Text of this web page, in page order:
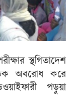
স্থগিতাদেশ
অবরোধ করে
পড়ুয়া